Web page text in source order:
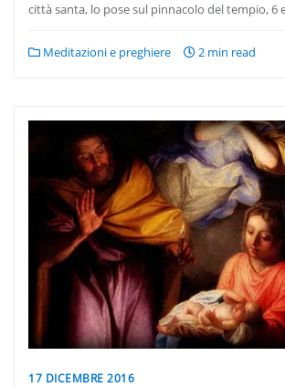
città santa, lo pose sul pinnacolo del tempio, 6
Meditazioni e preghiere 2 min read
17 DICEMBRE 2016